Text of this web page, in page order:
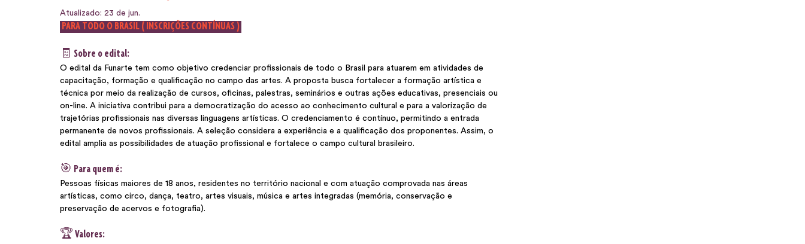
Atualizado: 23 de jun.
PARA TODO O BRASIL ( INSCRIÇÕES CONTÍNUAS )
🧾 Sobre o edital:
O edital da Funarte tem como objetivo credenciar profissionais de todo o Brasil para atuarem em atividades de
capacitação, formação e qualificação no campo das artes. A proposta busca fortalecer a formação artística e
técnica por meio da realização de cursos, oficinas, palestras, seminários e outras ações educativas, presenciais ou
on-line. A iniciativa contribui para a democratização do acesso ao conhecimento cultural e para a valorização de
trajetórias profissionais nas diversas linguagens artísticas. O credenciamento é contínuo, permitindo a entrada
permanente de novos profissionais. A seleção considera a experiência e a qualificação dos proponentes. Assim, o
edital amplia as possibilidades de atuação profissional e fortalece o campo cultural brasileiro.
🎯 Para quem é:
Pessoas físicas maiores de 18 anos, residentes no território nacional e com atuação comprovada nas áreas
artísticas, como circo, dança, teatro, artes visuais, música e artes integradas (memória, conservação e
preservação de acervos e fotografia).
🏆 Valores: